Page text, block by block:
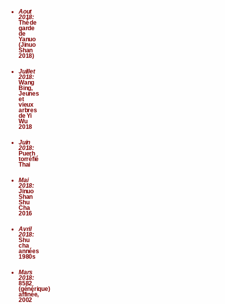
Aout
2018:
Thé de
garde
de
Yanuo
(Jinuo
Shan
2018)
Juillet
2018:
Wang
Bing,
Jeunes
et
vieux
arbres
de Yi
Wu
2018
Juin
2018:
Puerh
torréfié
Thai
Mai
2018:
Jinuo
Shan
Shu
Cha
2016
Avril
2018:
Shu
cha
années
1980s
Mars
2018:
8582
(générique)
affinée,
2002